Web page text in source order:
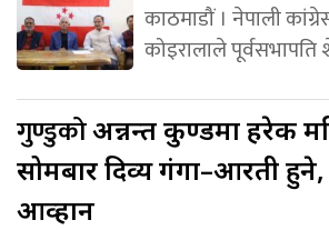
काठमाडौं । नेपाली
कोइरालाले पूर्वसभापति
गुण्डुकोअन्नन्त कुण्डमा हरेक
सोमबार दिव्य गंगा–आरती
आव्हान